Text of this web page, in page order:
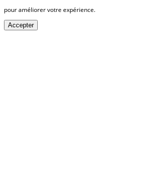
pour améliorer votre expérience.
Accepter